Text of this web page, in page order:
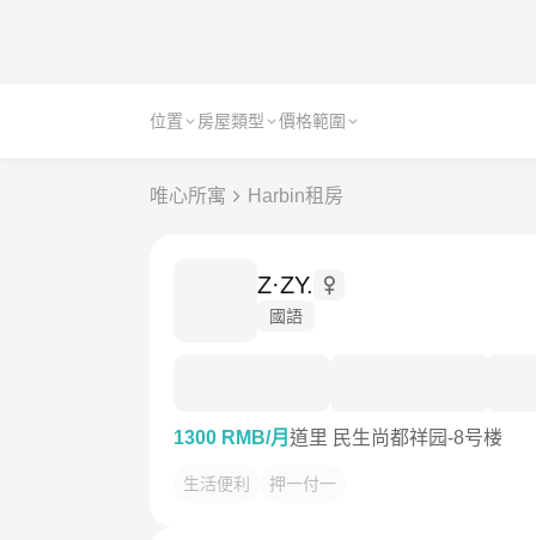
位置 房屋類型 價格範圍
唯心所寓 Harbin租房
Z·ZY.
國語
1300 RMB/月 道里 民生尚都祥园-8号楼
生活便利 押一付一